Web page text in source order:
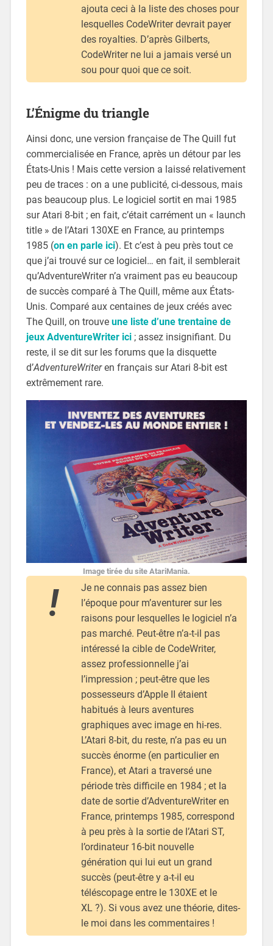
ajouta ceci à la liste des choses pour
lesquelles CodeWriter devrait payer
des royalties. D’après Gilberts,
CodeWriter ne lui a jamais versé un
sou pour quoi que ce soit.
L’Énigme du triangle
Ainsi donc, une version française de The Quill fut
commercialisée en France, après un détour par les
États-Unis ! Mais cette version a laissé relativement
peu de traces : on a une publicité, ci-dessous, mais
pas beaucoup plus. Le logiciel sortit en mai 1985
sur Atari 8-bit ; en fait, c’était carrément un « launch
title » de l’Atari 130XE en France, au printemps
1985 (on en parle ici). Et c’est à peu près tout ce
que j’ai trouvé sur ce logiciel… en fait, il semblerait
qu’AdventureWriter n’a vraiment pas eu beaucoup
de succès comparé à The Quill, même aux États-
Unis. Comparé aux centaines de jeux créés avec
The Quill, on trouve une liste d’une trentaine de
jeux AdventureWriter ici; assez insignifiant. Du
reste, il se dit sur les forums que la disquette
d’AdventureWriteren français sur Atari 8-bit est
extrêmement rare.
Image tirée du site AtariMania.
Je ne connais pas assez bien
l’époque pour m’aventurer sur les
raisons pour lesquelles le logiciel n’a
pas marché. Peut-être n’a-t-il pas
intéressé la cible de CodeWriter,
assez professionnelle j’ai
l’impression ; peut-être que les
possesseurs d’Apple II étaient
habitués à leurs aventures
graphiques avec image en hi-res.
L’Atari 8-bit, du reste, n’a pas eu un
succès énorme (en particulier en
France), et Atari a traversé une
période très difficile en 1984 ; et la
date de sortie d’AdventureWriter en
France, printemps 1985, correspond
à peu près à la sortie de l’Atari ST,
l’ordinateur 16-bit nouvelle
génération qui lui eut un grand
succès (peut-être y a-t-il eu
téléscopage entre le 130XE et le
XL ?). Si vous avez une théorie, dites-
le moi dans les commentaires !